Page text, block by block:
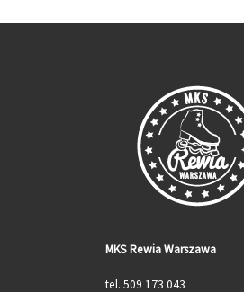
MKS Rewia Warszawa
tel. 509 173 043